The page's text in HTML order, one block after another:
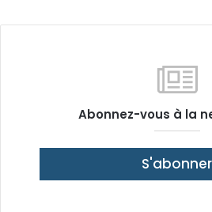
Abonnez-vous à la
S'abonner